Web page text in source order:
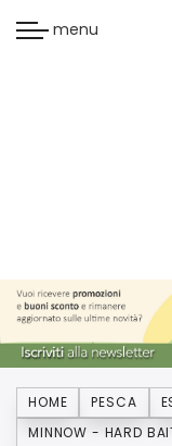
menu
HOME PESCA
MINNOW - HARD